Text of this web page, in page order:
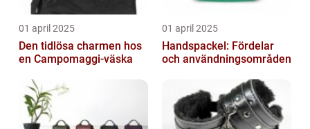
01 april 2025
Den tidlösa charmen hos
en Campomaggi-väska
01 april 2025
Handspackel: Fördelar
och användningsområden